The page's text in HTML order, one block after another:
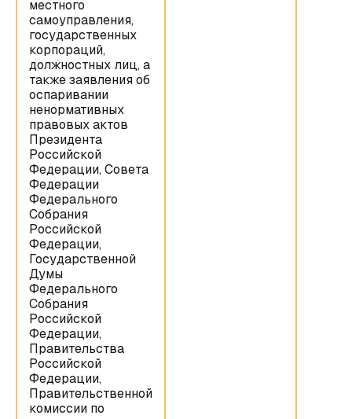
местного
самоуправления,
государственных
корпораций,
должностных лиц, а
также заявления об
оспаривании
ненормативных
правовых актов
Президента
Российской
Федерации, Совета
Федерации
Федерального
Собрания
Российской
Федерации,
Государственной
Думы
Федерального
Собрания
Российской
Федерации,
Правительства
Российской
Федерации,
Правительственной
комиссии по